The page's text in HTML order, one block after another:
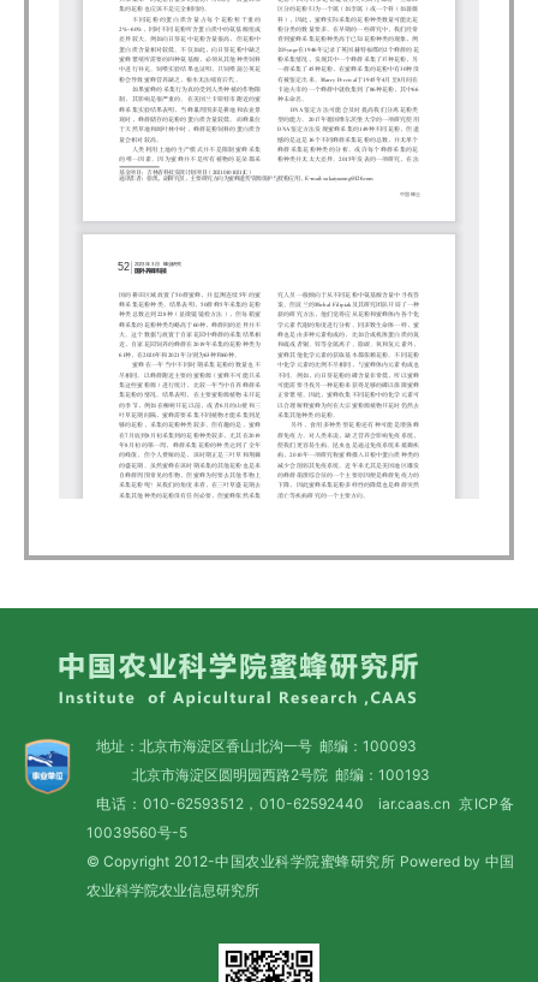
地址：北京市海淀区香山北沟一号 邮编：100093
北京市海淀区圆明园西路2号院 邮编：100193
电话：010-62593512，010-62592440 iar.caas.cn 京ICP备
10039560号-5
© Copyright 2012-中国农业科学院蜜蜂研究所 Powered by 中国
农业科学院农业信息研究所